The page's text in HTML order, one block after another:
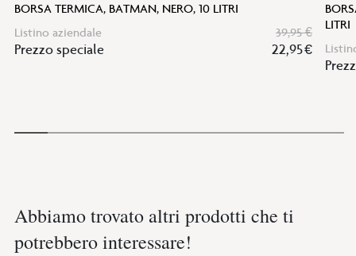
BORSA TERMICA, BATMAN, NERO, 10 LITRI
Listino aziendale
39,95 €
Prezzo speciale 22,95 €
LITRI
Abbiamo trovato altri prodotti che ti
potrebbero interessare!